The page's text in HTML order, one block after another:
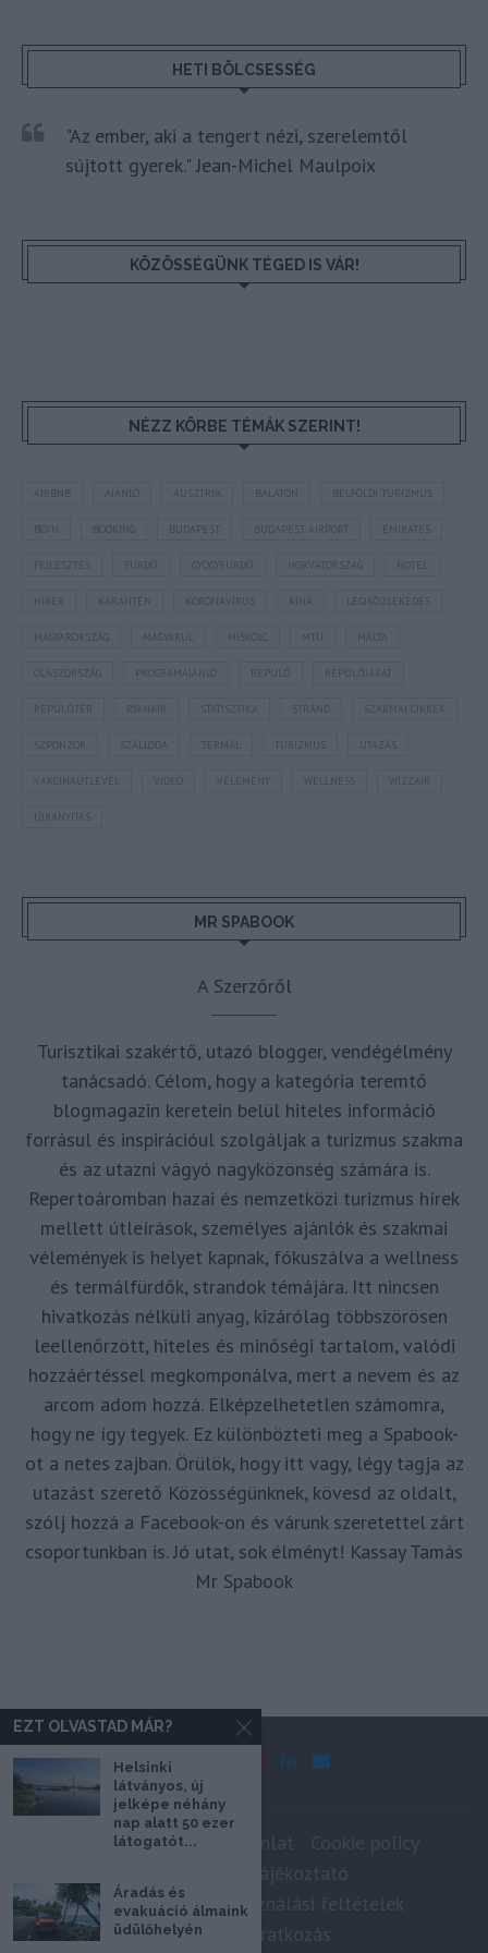
HETI BÖLCSESSÉG
"Az ember, aki a tengert nézi, szerelemtől
sújtott gyerek." Jean-Michel Maulpoix
KÖZÖSSÉGÜNK TÉGED IS VÁR!
NÉZZ KÖRBE TÉMÁK SZERINT!
AUSZTRIA BALATON BELFÖLDI TURIZMUS
BUDAPEST BUDAPEST AIRPORT EMIRATES
FEJLESZTÉS HORVÁTORSZÁG HOTEL
KARANTÉN
MTÜ MÁLTA
REPÜLŐJÁRAT
REPÜLŐTÉR STATISZTIKA STRAND
TERMÁL TURIZMUS UTAZÁS
VAKCINAÚTLEVÉL
ÚJRANYITÁS
MR SPABOOK
A Szerzőről
Turisztikai szakértő, utazó blogger, vendégélmény
tanácsadó. Célom, hogy a kategória teremtő
blogmagazin keretein belül hiteles információ
forrásul és inspirációul szolgáljak a turizmus szakma
és az utazni vágyó nagyközönség számára is.
Repertoáromban hazai és nemzetközi turizmus hírek
mellett útleírások, személyes ajánlók és szakmai
vélemények is helyet kapnak, fókuszálva a wellness
és termálfürdők, strandok témájára. Itt nincsen
hivatkozás nélküli anyag, kizárólag többszörösen
leellenőrzött, hiteles és minőségi tartalom, valódi
hozzáértéssel megkomponálva, mert a nevem és az
arcom adom hozzá. Elképzelhetetlen számomra,
hogy ne így tegyek. Ez különbözteti meg a Spabook-
ot a netes zajban. Örülök, hogy itt vagy, légy tagja az
utazást szerető Közösségünknek, kövesd az oldalt,
szólj hozzá a Facebook-on és várunk szeretettel zárt
csoportunkban is. Jó utat, sok élményt! Kassay Tamás
Mr Spabook
Impresszum Médiaajánlat
Szerzői jogok, felhasználási feltételek
Hírlevél feliratkozás
EZT OLVASTAD MÁR?
Helsinki
látványos, új
jelképe néhány
nap alatt 50 ezer
látogatót...
Áradás és
evakuáció álmaink
üdülőhelyén